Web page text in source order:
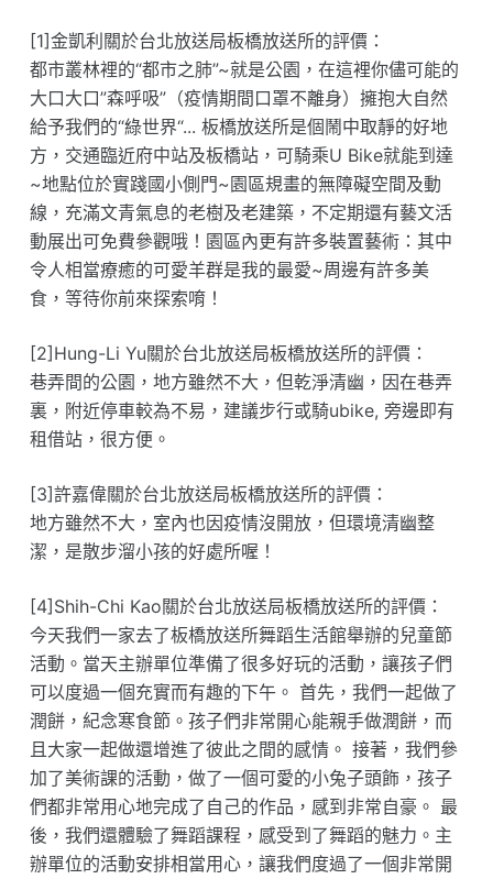
[1]金凱利關於台北放送局板橋放送所的評價：
都市叢林裡的“都市之肺”~就是公園，在這裡你儘可能的
大口大口”森呼吸”（疫情期間口罩不離身）擁抱大自然
給予我們的“綠世界“... 板橋放送所是個鬧中取靜的好地
方，交通臨近府中站及板橋站，可騎乘U Bike就能到達
~地點位於實踐國小側門~園區規畫的無障礙空間及動
線，充滿文青氣息的老樹及老建築，不定期還有藝文活
動展出可免費參觀哦！園區內更有許多裝置藝術：其中
令人相當療癒的可愛羊群是我的最愛~周邊有許多美
食，等待你前來探索唷！
[2]Hung-Li Yu關於台北放送局板橋放送所的評價：
巷弄間的公園，地方雖然不大，但乾淨清幽，因在巷弄
裏，附近停車較為不易，建議步行或騎ubike, 旁邊即有
租借站，很方便。
[3]許嘉偉關於台北放送局板橋放送所的評價：
地方雖然不大，室內也因疫情沒開放，但環境清幽整
潔，是散步溜小孩的好處所喔！
[4]Shih-Chi Kao關於台北放送局板橋放送所的評價：
今天我們一家去了板橋放送所舞蹈生活館舉辦的兒童節
活動。當天主辦單位準備了很多好玩的活動，讓孩子們
可以度過一個充實而有趣的下午。 首先，我們一起做了
潤餅，紀念寒食節。孩子們非常開心能親手做潤餅，而
且大家一起做還增進了彼此之間的感情。 接著，我們參
加了美術課的活動，做了一個可愛的小兔子頭飾，孩子
們都非常用心地完成了自己的作品，感到非常自豪。 最
後，我們還體驗了舞蹈課程，感受到了舞蹈的魅力。主
辦單位的活動安排相當用心，讓我們度過了一個非常開